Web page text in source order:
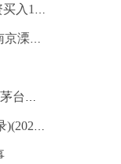
焦点精选！万达轴承：12月30日获融资买入1946.10万元
【快播报】告别物业服务“固定套餐” 南京溧水一小区业主自己“点菜”
【播资讯】500ml飞天茅台将正式上线i茅台，茅台布局市场化转型迈出关键一步
2025年精密减速器概念龙头(附股票名录)(2025/12/30)